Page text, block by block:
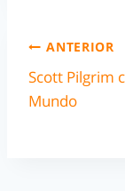
ANTERIOR
Scott Pilgrim
Mundo